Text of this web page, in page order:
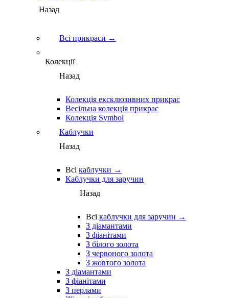
Назад
Всі прикраси →
Колекції
Назад
Колекція ексклюзивних прикрас
Весільна колекція прикрас
Колекція Symbol
Каблучки
Назад
Всі каблучки →
Каблучки для заручин
Назад
Всі каблучки для заручин →
З діамантами
З фіанітами
З білого золота
З червоного золота
З жовтого золота
З діамантами
З фіанітами
З перлами